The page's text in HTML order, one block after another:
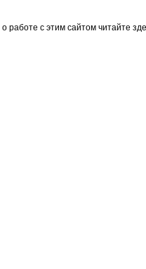
о работе с этим сайтом читайте